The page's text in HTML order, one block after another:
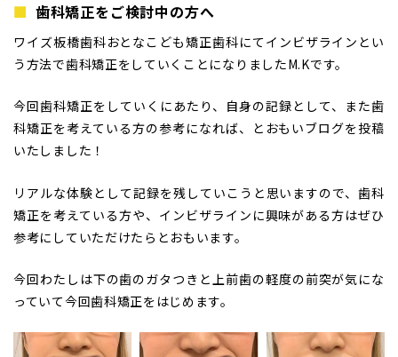
歯科矯正をご検討中の方へ
ワイズ板橋歯科おとなこども矯正歯科にてインビザラインとい
う方法で歯科矯正をしていくことになりましたM.Kです。
今回歯科矯正をしていくにあたり、自身の記録として、また歯
科矯正を考えている方の参考になれば、とおもいブログを投稿
いたしました！
リアルな体験として記録を残していこうと思いますので、歯科
矯正を考えている方や、インビザラインに興味がある方はぜひ
参考にしていただけたらとおもいます。
今回わたしは下の歯のガタつきと上前歯の軽度の前突が気にな
っていて今回歯科矯正をはじめます。